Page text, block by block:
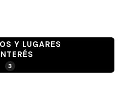
Y LUGARES
3